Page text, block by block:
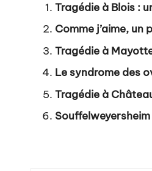
Tragédie à Blois :
Comme j’aime,
Tragédie à
Le syndrome des
Tragédie à